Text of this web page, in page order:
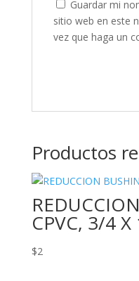
Guardar mi
sitio web en este
vez que haga un
Productos
CPVC, 3/4 X
$2